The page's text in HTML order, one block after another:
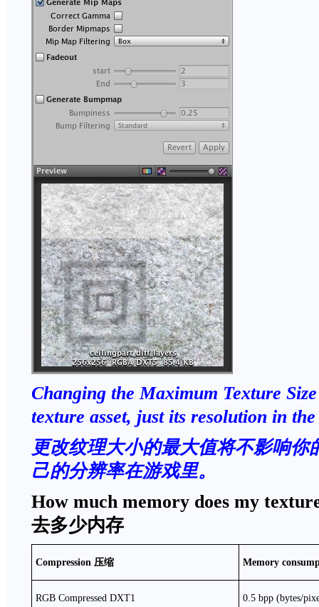
Changing the Maximum Texture
texture asset, just its resolution in the
更改纹理大小的最大值将不影响你
己的分辨率在游戏里。
How much memory does my
去多少内存
Compression 压缩 Memory
RGB Compressed DXT1 0.5 bpp (bytes/